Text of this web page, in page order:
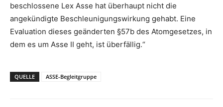
beschlossene Lex Asse hat überhaupt nicht die
angekündigte Beschleunigungswirkung gehabt. Eine
Evaluation dieses geänderten §57b des Atomgesetzes, in
dem es um Asse II geht, ist überfällig.“
QUELLE ASSE-Begleitgruppe